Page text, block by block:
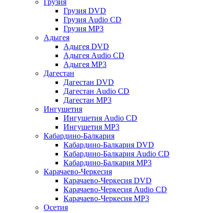
Грузия
Грузия DVD
Грузия Audio CD
Грузия MP3
Адыгея
Адыгея DVD
Адыгея Audio CD
Адыгея MP3
Дагестан
Дагестан DVD
Дагестан Audio CD
Дагестан MP3
Ингушетия
Ингушетия Audio CD
Ингушетия MP3
Кабардино-Балкария
Кабардино-Балкария DVD
Кабардино-Балкария Audio CD
Кабардино-Балкария MP3
Карачаево-Черкесия
Карачаево-Черкесия DVD
Карачаево-Черкесия Audio CD
Карачаево-Черкесия MP3
Осетия